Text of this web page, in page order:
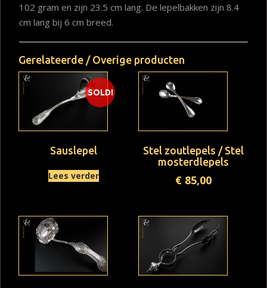
102 gram en zijn 23.5 cm lang. De lepelbakken zijn 8.4
cm lang bij 6 cm breed.
Gerelateerde / Overige producten
SOLD!
Sauslepel
Lees verder
Stel zoutlepels / Stel
mosterdlepels
€85,00